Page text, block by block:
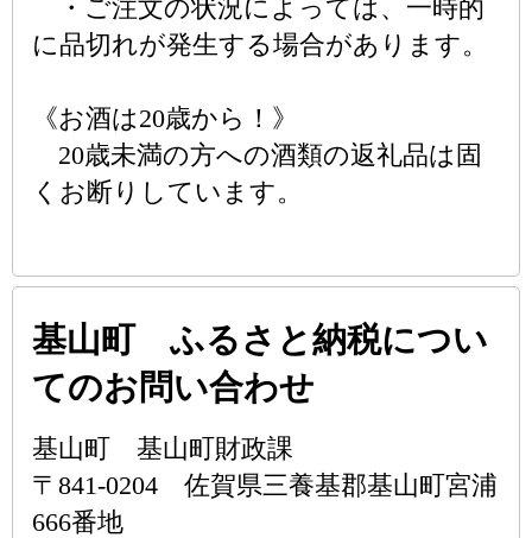
・ご注文の状況によっては、一時的
に品切れが発生する場合があります。
《お酒は20歳から！》
20歳未満の方への酒類の返礼品は固
くお断りしています。
基山町 ふるさと納税につい
てのお問い合わせ
基山町 基山町財政課
〒841-0204 佐賀県三養基郡基山町宮浦
666番地